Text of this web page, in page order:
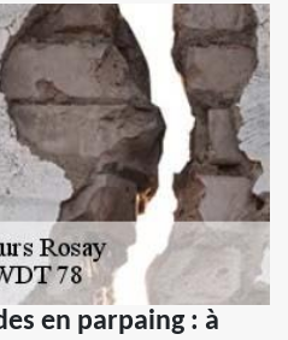
en parpaing : à